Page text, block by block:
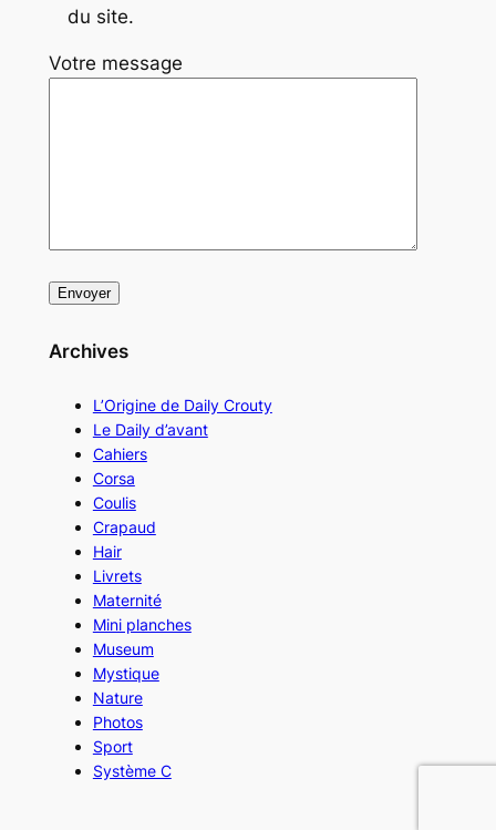
du site.
Votre message
Archives
L’Origine de Daily Crouty
Le Daily d’avant
Cahiers
Corsa
Coulis
Crapaud
Hair
Livrets
Maternité
Mini planches
Museum
Mystique
Nature
Photos
Sport
Système C